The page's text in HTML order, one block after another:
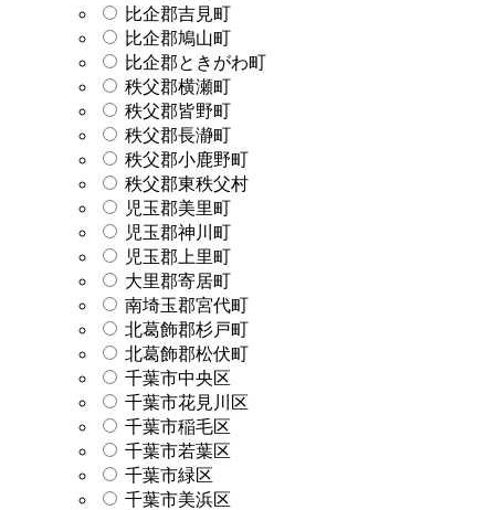
比企郡吉見町
比企郡鳩山町
比企郡ときがわ町
秩父郡横瀬町
秩父郡皆野町
秩父郡長瀞町
秩父郡小鹿野町
秩父郡東秩父村
児玉郡美里町
児玉郡神川町
児玉郡上里町
大里郡寄居町
南埼玉郡宮代町
北葛飾郡杉戸町
北葛飾郡松伏町
千葉市中央区
千葉市花見川区
千葉市稲毛区
千葉市若葉区
千葉市緑区
千葉市美浜区